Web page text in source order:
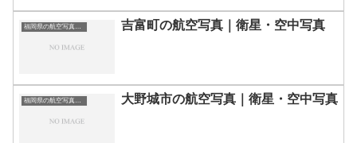
福岡県の航空写真・空中写真 吉富町の航空写真｜衛星・空中写真
福岡県の航空写真・空中写真 大野城市の航空写真｜衛星・空中写真